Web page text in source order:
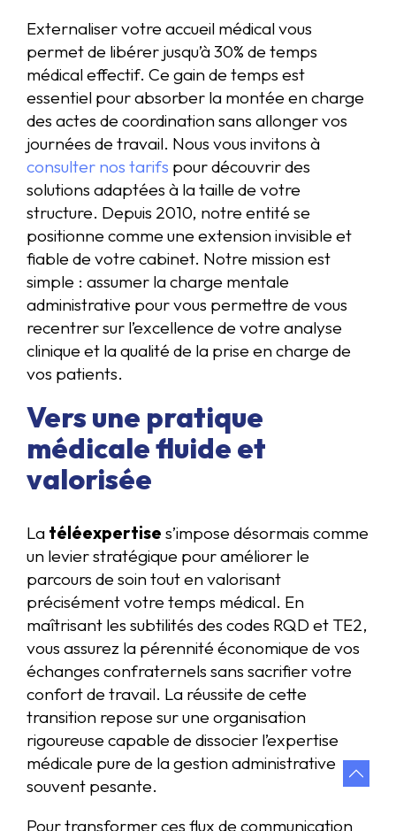
Externaliser votre accueil médical vous
permet de libérer jusqu’à 30% de temps
médical effectif. Ce gain de temps est
essentiel pour absorber la montée en charge
des actes de coordination sans allonger vos
journées de travail. Nous vous invitons à
consulter nos tarifs pour découvrir des
solutions adaptées à la taille de votre
structure. Depuis 2010, notre entité se
positionne comme une extension invisible et
fiable de votre cabinet. Notre mission est
simple : assumer la charge mentale
administrative pour vous permettre de vous
recentrer sur l’excellence de votre analyse
clinique et la qualité de la prise en charge de
vos patients.
Vers une pratique
médicale fluide et
valorisée
La téléexpertise s’impose désormais comme
un levier stratégique pour améliorer le
parcours de soin tout en valorisant
précisément votre temps médical. En
maîtrisant les subtilités des codes RQD et TE2,
vous assurez la pérennité économique de vos
échanges confraternels sans sacrifier votre
confort de travail. La réussite de cette
transition repose sur une organisation
rigoureuse capable de dissocier l’expertise
médicale pure de la gestion administrative
souvent pesante.
Pour transformer ces flux de communication